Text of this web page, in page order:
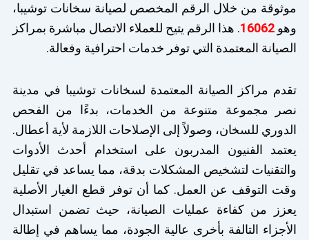
موثوقة من خلال الرقم المخصص لصيانة سخانات توشيبا،
وهو 16062. هذا الرقم يتيح للعملاء الاتصال مباشرة بمراكز
الصيانة المعتمدة التي توفر خدمات احترافية وفعالة.
تقدم مراكز الصيانة المعتمدة لسخانات توشيبا في مدينة
نصر مجموعة متنوعة من الخدمات، بدءًا من الفحص
الدوري للسخان، وصولاً إلى الإصلاحات اللازمة لأية أعطال.
يعتمد الفنيون المدربون على استخدام أحدث الأدوات
والتقنيات لتشخيص المشكلات بدقة، مما يساعد في تقليل
وقت التوقف عن العمل. كما أن توفر قطع الغيار الأصلية
يعزز من كفاءة عمليات الصيانة، حيث تضمن استبدال
الأجزاء التالفة بأخرى عالية الجودة، مما يساهم في إطالة